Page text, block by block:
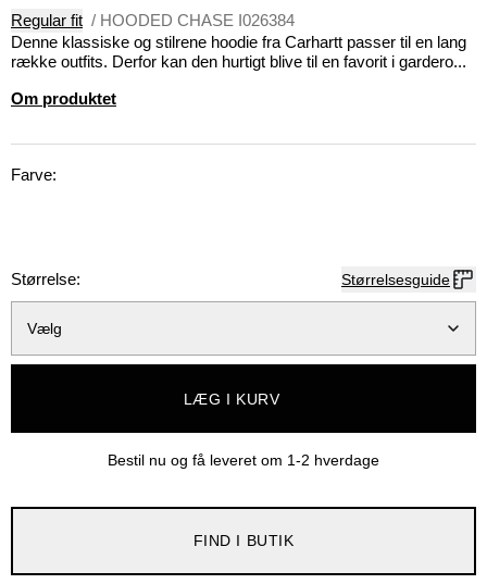
Regular fit / HOODED CHASE I026384
Denne klassiske og stilrene hoodie fra Carhartt passer til en lang
række outfits. Derfor kan den hurtigt blive til en favorit i gardero...
Om produktet
Farve:
Størrelse: Størrelsesguide
Vælg
LÆG I KURV
Bestil nu og få leveret om 1-2 hverdage
FIND I BUTIK